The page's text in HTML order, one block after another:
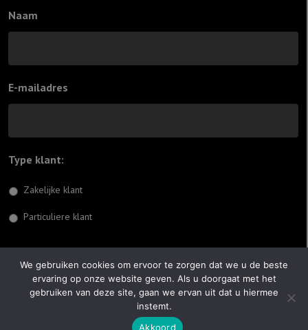
Naam
E-mailadres
Type klant:
Zakelijke klant
Particuliere klant
© 2026 Jiftach
Optimus Websites
We gebruiken cookies om ervoor te zorgen dat we u de beste
ervaring op onze website geven. Als u doorgaat met het
gebruiken van deze site, gaan we ervan uit dat u hiermee
instemt.
Akkoord